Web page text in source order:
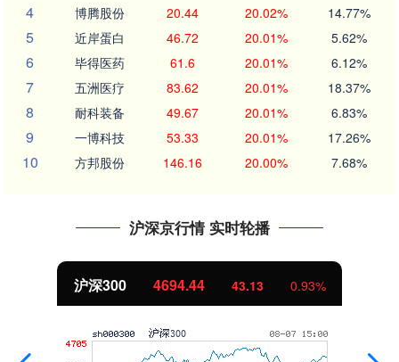
4 博腾股份 20.44 20.02% 14.77%
5 近岸蛋白 46.72 20.01% 5.62%
6 毕得医药 61.6 20.01% 6.12%
7 五洲医疗 83.62 20.01% 18.37%
8 耐科装备 49.67 20.01% 6.83%
9 一博科技 53.33 20.01% 17.26%
10 方邦股份 146.16 20.00% 7.68%
沪深京行情 实时轮播
北证50 1134.24 11.37 1.01%